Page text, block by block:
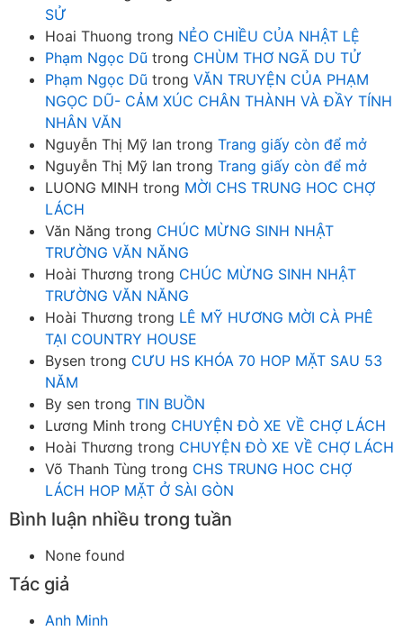
SỬ
Hoai Thuong trong NẺO CHIỀU CỦA NHẬT LỆ
Phạm Ngọc Dũ trong CHÙM THƠ NGÃ DU TỬ
Phạm Ngọc Dũ trong VĂN TRUYỆN CỦA PHẠM
NGỌC DŨ- CẢM XÚC CHÂN THÀNH VÀ ĐẦY TÍNH
NHÂN VĂN
Nguyễn Thị Mỹ lan trong Trang giấy còn để mở
Nguyễn Thị Mỹ lan trong Trang giấy còn để mở
LUONG MINH trong MỜI CHS TRUNG HOC CHỢ
LÁCH
Văn Năng trong CHÚC MỪNG SINH NHẬT
TRƯỜNG VĂN NĂNG
Hoài Thương trong CHÚC MỪNG SINH NHẬT
TRƯỜNG VĂN NĂNG
Hoài Thương trong LÊ MỸ HƯƠNG MỜI CÀ PHÊ
TẠI COUNTRY HOUSE
Bysen trong CƯU HS KHÓA 70 HOP MẶT SAU 53
NĂM
By sen trong TIN BUỒN
Lương Minh trong CHUYỆN ĐÒ XE VỀ CHỢ LÁCH
Hoài Thương trong CHUYỆN ĐÒ XE VỀ CHỢ LÁCH
Võ Thanh Tùng trong CHS TRUNG HOC CHỢ
LÁCH HOP MẶT Ở SÀI GÒN
Bình luận nhiều trong tuần
None found
Tác giả
Anh Minh